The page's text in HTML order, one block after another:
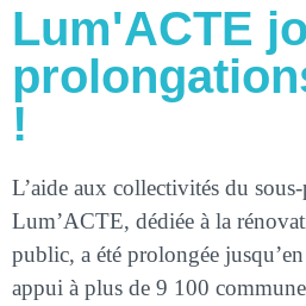
Lum'ACTE
!
L’aide aux collectivités du
Lum’ACTE, dédiée à la
public, a été prolongée
appui à plus de 9 100